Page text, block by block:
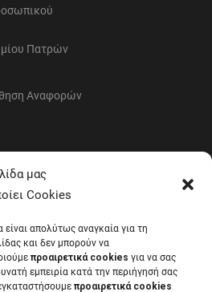
μας
Cookies
απολύτως αναγκαία για τη
και δεν μπορούν να
προαιρετικά cookies για να σας
εμπειρία κατά την περιήγησή σας
προαιρετικά cookies
Πατρών
Αναφορών